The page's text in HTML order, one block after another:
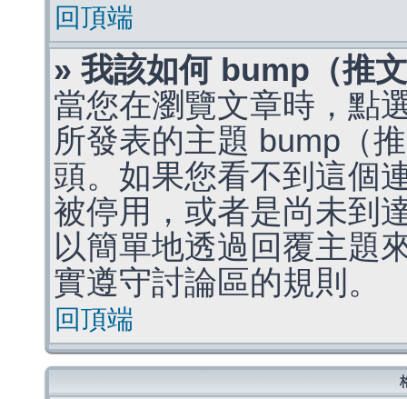
回頂端
» 我該如何 bump（推
當您在瀏覽文章時，點
所發表的主題 bump（
頭。如果您看不到這個
被停用，或者是尚未到
以簡單地透過回覆主題
實遵守討論區的規則。
回頂端